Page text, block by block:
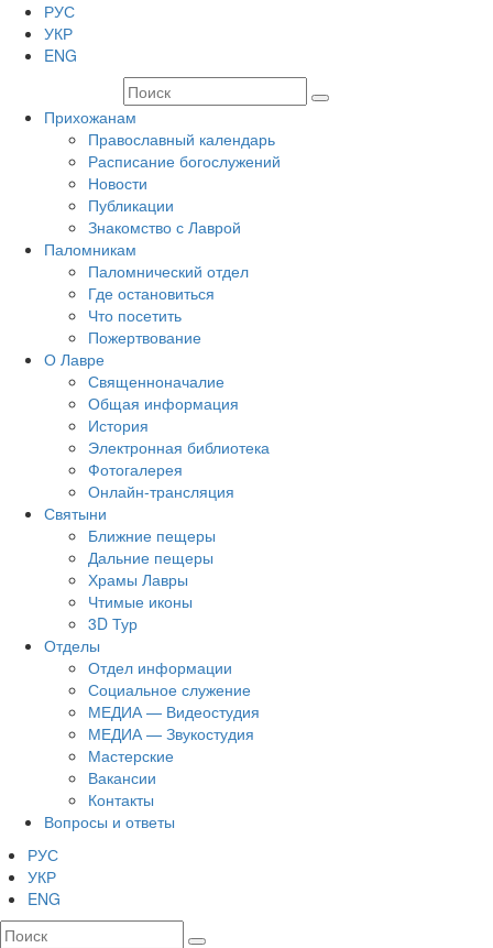
РУС
УКР
ENG
Прихожанам
Православный календарь
Расписание богослужений
Новости
Публикации
Знакомство с Лаврой
Паломникам
Паломнический отдел
Где остановиться
Что посетить
Пожертвование
О Лавре
Священноначалие
Общая информация
История
Электронная библиотека
Фотогалерея
Онлайн-трансляция
Святыни
Ближние пещеры
Дальние пещеры
Храмы Лавры
Чтимые иконы
3D Тур
Отделы
Отдел информации
Социальное служение
МЕДИА — Видеостудия
МЕДИА — Звукостудия
Мастерские
Вакансии
Контакты
Вопросы и ответы
РУС
УКР
ENG